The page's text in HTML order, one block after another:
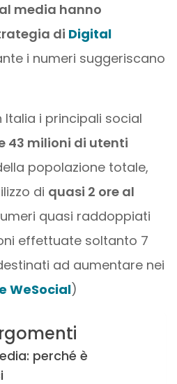
media hanno
di Digital
i numeri suggeriscano
Italia i principali social
43 milioni di utenti
popolazione totale,
di quasi 2 ore al
quasi raddoppiati
effettuate soltanto 7
ad aumentare nei
WeSocial)
perché è